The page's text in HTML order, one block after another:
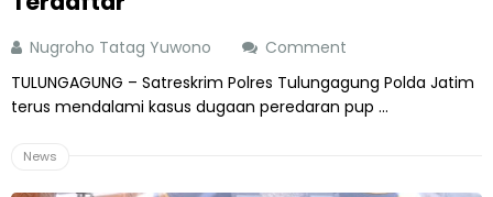
Nugroho Tatag Yuwono
Comment
TULUNGAGUNG – Satreskrim Polres Tulungagung Polda Jatim
terus mendalami kasus dugaan peredaran pup ...
News